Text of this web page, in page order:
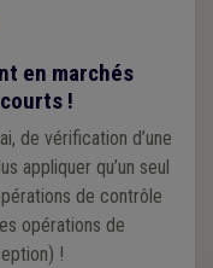
en marchés
!
de vérification d’une
appliquer qu’un seul
de contrôle
opérations de
!